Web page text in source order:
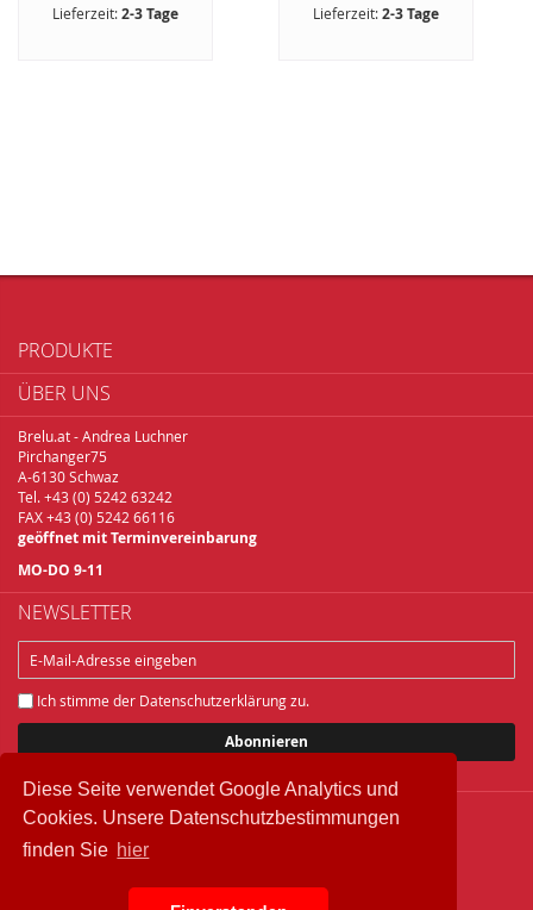
Diese Seite verwendet Google Analytics und
Cookies. Unsere Datenschutzbestimmungen
finden Sie hier
Lieferzeit:2-3 Tage Lieferzeit:2-3 Tage
PRODUKTE
ÜBER UNS
Brelu.at - Andrea Luchner
Pirchanger75
A-6130 Schwaz
Tel. +43 (0) 5242 63242
FAX +43 (0) 5242 66116
geöffnet mit Terminvereinbarung
MO-DO 9-11
NEWSLETTER
Ich stimme der Datenschutzerklärungzu.
Abonnieren
Copyright © 2018 Brelu.at Brennereifachbedarf
Datenschutz